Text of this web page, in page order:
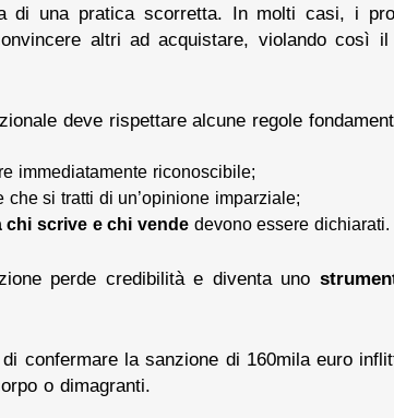
di una pratica scorretta. In molti casi, i
altri ad acquistare, violando così
deve rispettare alcune regole
immediatamente riconoscibile;
si tratti di un’opinione imparziale;
scrive e chi vende devono essere dichiarati.
perde credibilità e diventa uno
confermare la sanzione di 160mila euro
o dimagranti.